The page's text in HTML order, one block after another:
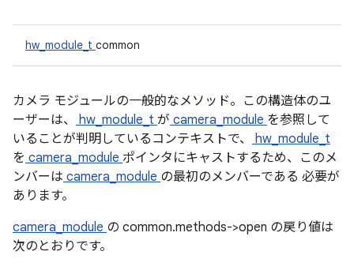
hw_module_t common
カメラ モジュールの一般的なメソッド。この構造体のユ
ーザーは、
hw_module_t が camera_module を参照して
いることが判明しているコンテキストで、
hw_module_t
を camera_module ポインタにキャストするため、このメ
ンバーは camera_module の最初のメンバーである 必要が
あります。
camera_module の common.methods->open の戻り値は
次のとおりです。